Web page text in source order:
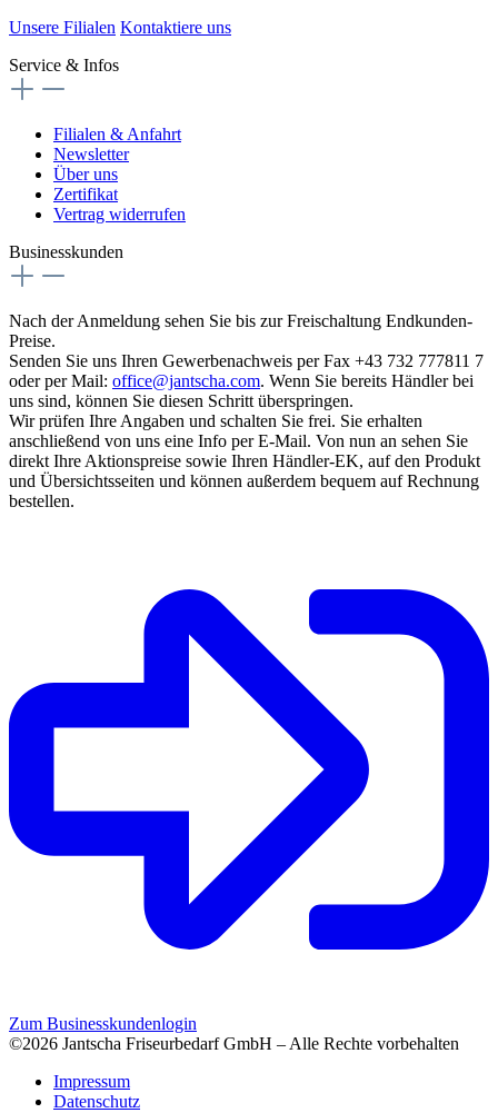
Unsere Filialen Kontaktiere uns
Service & Infos
Filialen & Anfahrt
Newsletter
Über uns
Zertifikat
Vertrag widerrufen
Businesskunden
Nach der Anmeldung sehen Sie bis zur Freischaltung Endkunden-
Preise.
Senden Sie uns Ihren Gewerbenachweis per Fax +43 732 777811 7
oder per Mail: office@jantscha.com. Wenn Sie bereits Händler bei
uns sind, können Sie diesen Schritt überspringen.
Wir prüfen Ihre Angaben und schalten Sie frei. Sie erhalten
anschließend von uns eine Info per E-Mail. Von nun an sehen Sie
direkt Ihre Aktionspreise sowie Ihren Händler-EK, auf den Produkt
und Übersichtsseiten und können außerdem bequem auf Rechnung
bestellen.
Zum Businesskundenlogin
©2026 Jantscha Friseurbedarf GmbH – Alle Rechte vorbehalten
Impressum
Datenschutz